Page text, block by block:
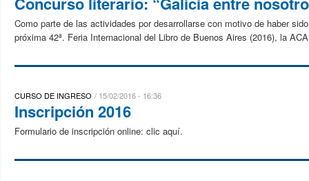
Como parte de las actividades por desarrollarse con motivo de haber
próxima 42ª. Feria Internacional del Libro de Buenos Aires (2016), la
CURSO DE INGRESO 15/02/2016 - 16:36
Inscripción 2016
Formulario de inscripción online: clic aquí.